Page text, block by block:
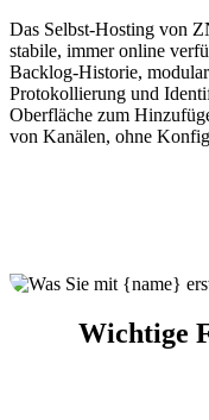
Das Selbst-Hosting von
stabile, immer online
Backlog-Historie,
Protokollierung und
Oberfläche zum
von Kanälen, ohne
Wichtige